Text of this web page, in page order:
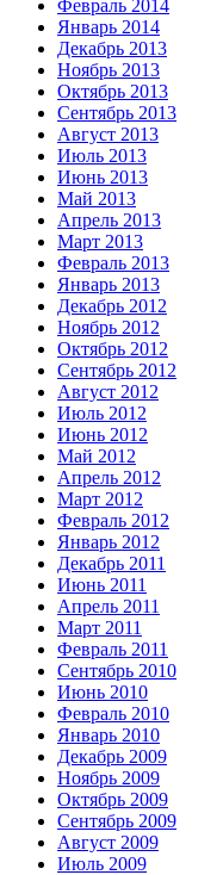
Февраль 2014
Январь 2014
Декабрь 2013
Ноябрь 2013
Октябрь 2013
Сентябрь 2013
Август 2013
Июль 2013
Июнь 2013
Май 2013
Апрель 2013
Март 2013
Февраль 2013
Январь 2013
Декабрь 2012
Ноябрь 2012
Октябрь 2012
Сентябрь 2012
Август 2012
Июль 2012
Июнь 2012
Май 2012
Апрель 2012
Март 2012
Февраль 2012
Январь 2012
Декабрь 2011
Июнь 2011
Апрель 2011
Март 2011
Февраль 2011
Сентябрь 2010
Июнь 2010
Февраль 2010
Январь 2010
Декабрь 2009
Ноябрь 2009
Октябрь 2009
Сентябрь 2009
Август 2009
Июль 2009